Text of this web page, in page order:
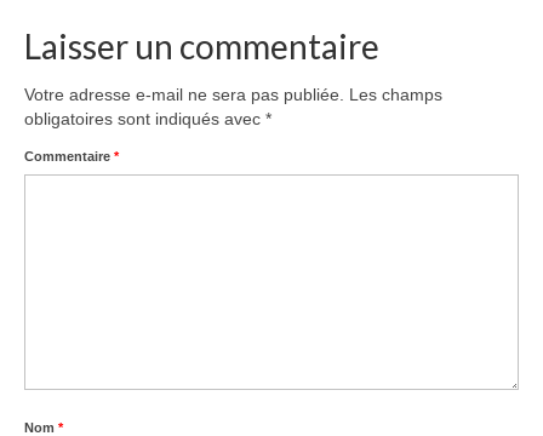
Laisser un commentaire
Votre adresse e-mail ne sera pas publiée.
Les champs
obligatoires sont indiqués avec *
Commentaire *
Nom *